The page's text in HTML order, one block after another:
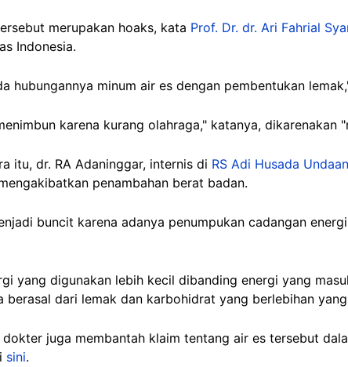
merupakan hoaks, kata Prof. Dr. dr. Ari Fahrial
Indonesia.
hubungannya minum air es dengan pembentukan
karena kurang olahraga," katanya,
itu, dr. RA Adaninggar, internis di RS Adi Husada
penambahan berat badan.
buncit karena adanya penumpukan cadangan
yang digunakan lebih kecil dibanding energi yang
berasal dari lemak dan karbohidrat yang berlebihan
dokter juga membantah klaim tentang air es tersebut
sini.